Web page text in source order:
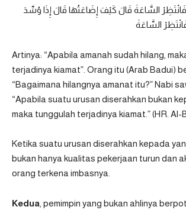
السَّاعَةَ قَالَ كَيْفَ إِضَاعَتُهَا قَالَ إِذَا وُسِّدَ
السَّاعَةَ
Artinya: “Apabila amanah sudah hilang,
terjadinya kiamat”. Orang itu (Arab Badui)
“Bagaimana hilangnya amanat itu?” Nabi
“Apabila suatu urusan diserahkan bukan
maka tunggulah terjadinya kiamat.” (HR. Al-
Ketika suatu urusan diserahkan kepada
bukan hanya kualitas pekerjaan turun dan
orang terkena imbasnya.
Kedua , pemimpin yang bukan ahlinya